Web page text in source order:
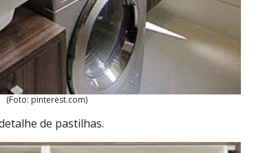
(Foto: pinterest.com)
de pastilhas.